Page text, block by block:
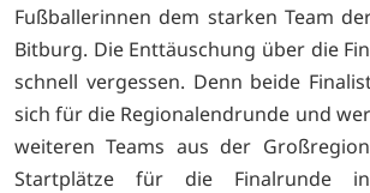
Fußballerinnen dem starken Team
Bitburg. Die Enttäuschung über die
schnell vergessen. Denn beide
sich für die Regionalendrunde und
weiteren Teams aus der
Startplätze für die Finalrunde in